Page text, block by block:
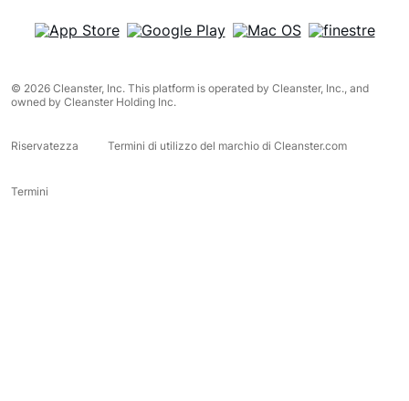
© 2026 Cleanster, Inc. This platform is operated by Cleanster, Inc., and
owned by Cleanster Holding Inc.
Riservatezza Termini di utilizzo del marchio di Cleanster.com
Termini